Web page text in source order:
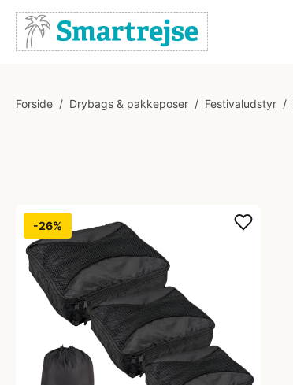
Forside / Drybags & pakkeposer / Festivaludstyr /
-26%